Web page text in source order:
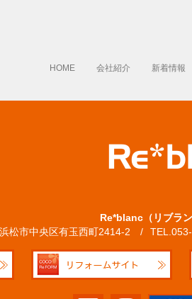
HOME 会社紹介 新着情報
Re*blanc（リブラ
松市中央区有玉西町2414-2